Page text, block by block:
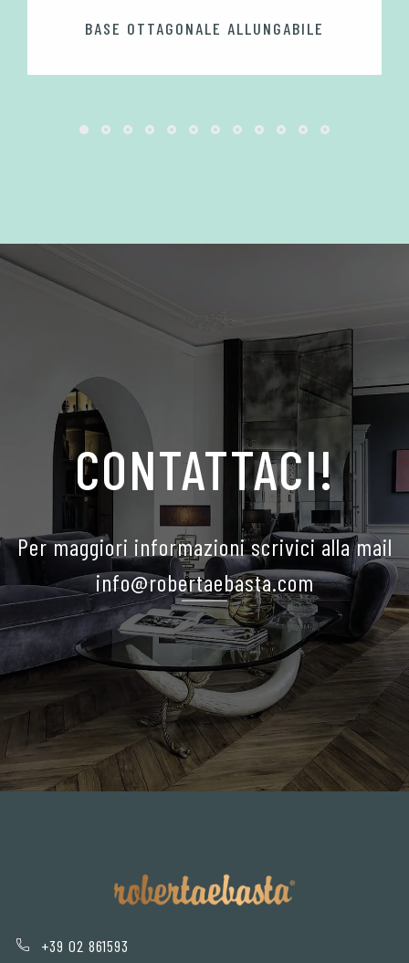
BASE OTTAGONALE ALLUNGABILE
CONTATTACI!
Per maggiori informazioni scrivici alla mail
info@robertaebasta.com
+39 02 861593